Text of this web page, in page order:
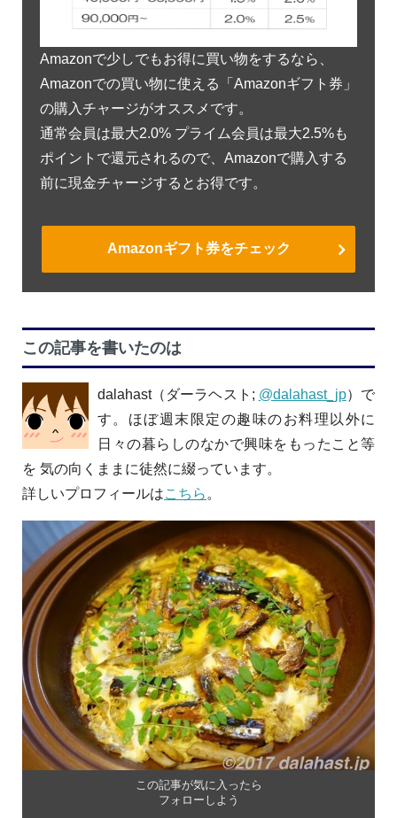
Amazonで少しでもお得に買い物をするなら、
Amazonでの買い物に使える「Amazonギフト券」
の購入チャージがオススメです。
通常会員は最大2.0% プライム会員は最大2.5%も
ポイントで還元されるので、Amazonで購入する
前に現金チャージするとお得です。
Amazonギフト券をチェック
この記事を書いたのは
dalahast（ダーラヘスト; @dalahast_jp）で
す。ほぼ週末限定の趣味のお料理以外に
日々の暮らしのなかで興味をもったこと等
を 気の向くままに徒然に綴っています。
詳しいプロフィールはこちら 。
この記事が気に入ったら
フォローしよう